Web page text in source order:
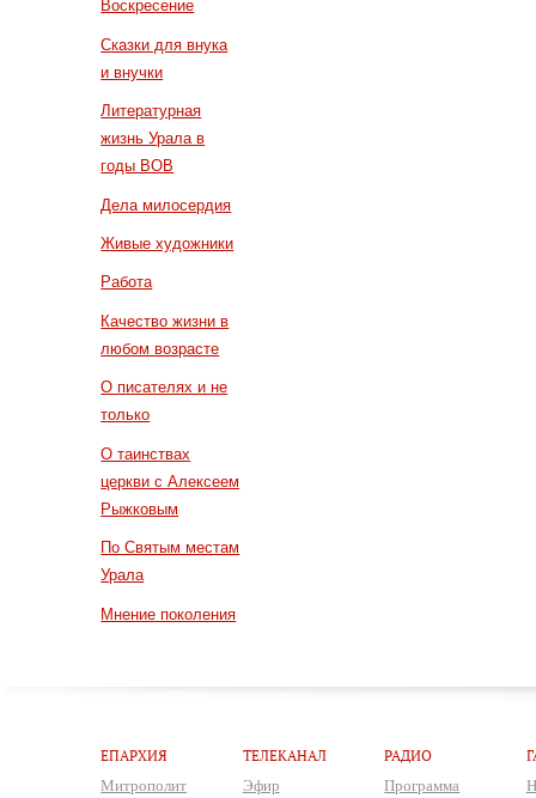
Воскресение
Сказки для внука
и внучки
Литературная
жизнь Урала в
годы ВОВ
Дела милосердия
Живые художники
Работа
Качество жизни в
любом возрасте
О писателях и не
только
О таинствах
церкви с Алексеем
Рыжковым
По Святым местам
Урала
Мнение поколения
ЕПАРХИЯ
Митрополит
ТЕЛЕКАНАЛ
Эфир
РАДИО
Программа